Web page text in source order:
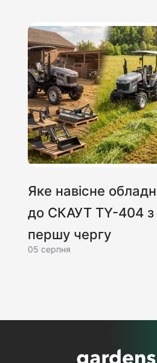
Яке навісне
до СКАУТ TY-404 з
першу чергу
05 серпня